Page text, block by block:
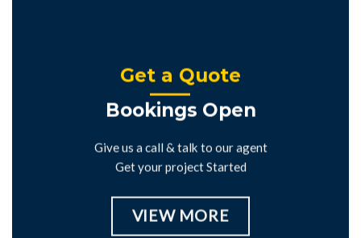
Get a Quote
Bookings Open
Give us a call & talk to our agent
Get your project Started
VIEW MORE